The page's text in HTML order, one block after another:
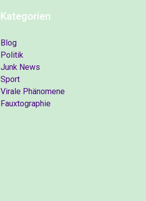
Kategorien
Blog
Politik
Junk News
Sport
Virale Phänomene
Fauxtographie